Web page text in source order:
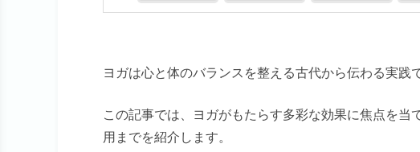
ヨガは心と体のバランスを整える古代から伝わる実践で
この記事では、ヨガがもたらす多彩な効果に焦点を
用までを紹介します。